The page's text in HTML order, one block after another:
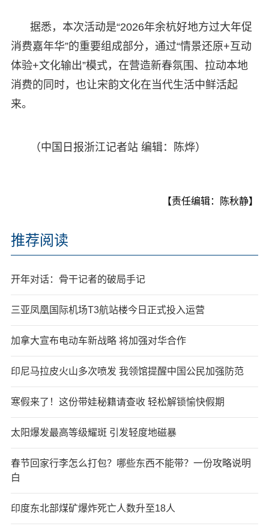
据悉，本次活动是“2026年余杭好地方过大年促
消费嘉年华”的重要组成部分，通过“情景还原+互动
体验+文化输出”模式，在营造新春氛围、拉动本地
消费的同时，也让宋韵文化在当代生活中鲜活起
来。
（中国日报浙江记者站 编辑：陈烨）
【责任编辑：陈秋静】
推荐阅读
开年对话：骨干记者的破局手记
三亚凤凰国际机场T3航站楼今日正式投入运营
加拿大宣布电动车新战略 将加强对华合作
印尼马拉皮火山多次喷发 我领馆提醒中国公民加强防范
寒假来了！这份带娃秘籍请查收 轻松解锁愉快假期
太阳爆发最高等级耀斑 引发轻度地磁暴
春节回家行李怎么打包？哪些东西不能带？一份攻略说明
白
印度东北部煤矿爆炸死亡人数升至18人